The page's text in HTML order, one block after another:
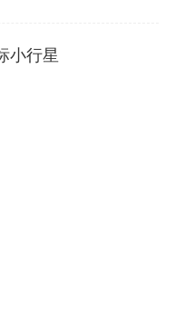
小行星